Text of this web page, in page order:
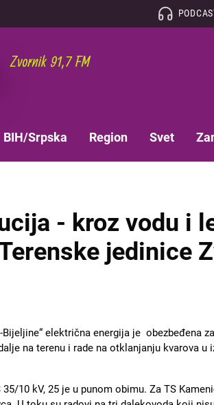
BIH/Srpska Region Svet
- kroz vodu i
jedinice
električna energija je obezbeđena
na terenu i rade na otklanjanju kvarova u
10 kV, 25 je u punom obimu. Za TS